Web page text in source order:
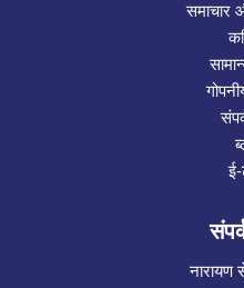
समाचार
नारायण